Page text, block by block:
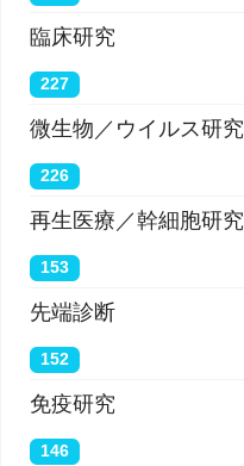
臨床研究
227
微生物／ウイルス研究
226
再生医療／幹細胞研究
153
先端診断
152
免疫研究
146